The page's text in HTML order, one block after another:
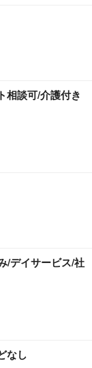
相談可/介護付き
/デイサービス/社
なし